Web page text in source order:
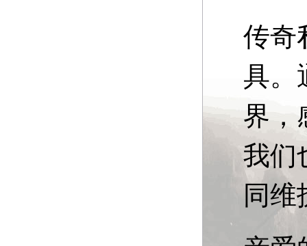
传奇
具。
界，
我们
同维